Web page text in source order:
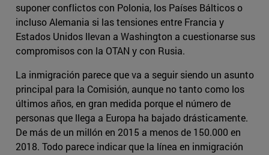
suponer conflictos con Polonia, los Países Bálticos o
incluso Alemania si las tensiones entre Francia y
Estados Unidos llevan a Washington a cuestionarse sus
compromisos con la OTAN y con Rusia.
La inmigración parece que va a seguir siendo un asunto
principal para la Comisión, aunque no tanto como los
últimos años, en gran medida porque el número de
personas que llega a Europa ha bajado drásticamente.
De más de un millón en 2015 a menos de 150.000 en
2018. Todo parece indicar que la línea en inmigración